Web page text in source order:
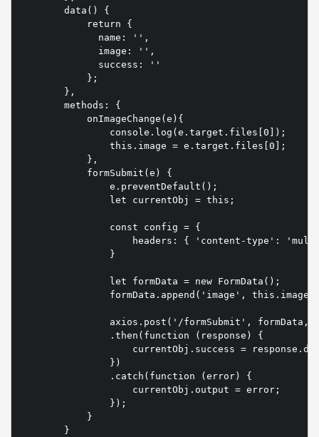
        data() {
            return {
              name: '',
              image: '',
              success: ''
            };
        },
        methods: {
            onImageChange(e){
                console.log(e.target.files[0]);
                this.image = e.target.files[0];
            },
            formSubmit(e) {
                e.preventDefault();
                let currentObj = this;
                const config = {
headers: { 'content-type':
                }
                let formData = new FormData();
formData.append('image',
axios.post('/formSubmit', formData,
                .then(function (response) {
currentObj.success =
                })
                .catch(function (error) {
                    currentObj.output = error;
                });
            }
        }